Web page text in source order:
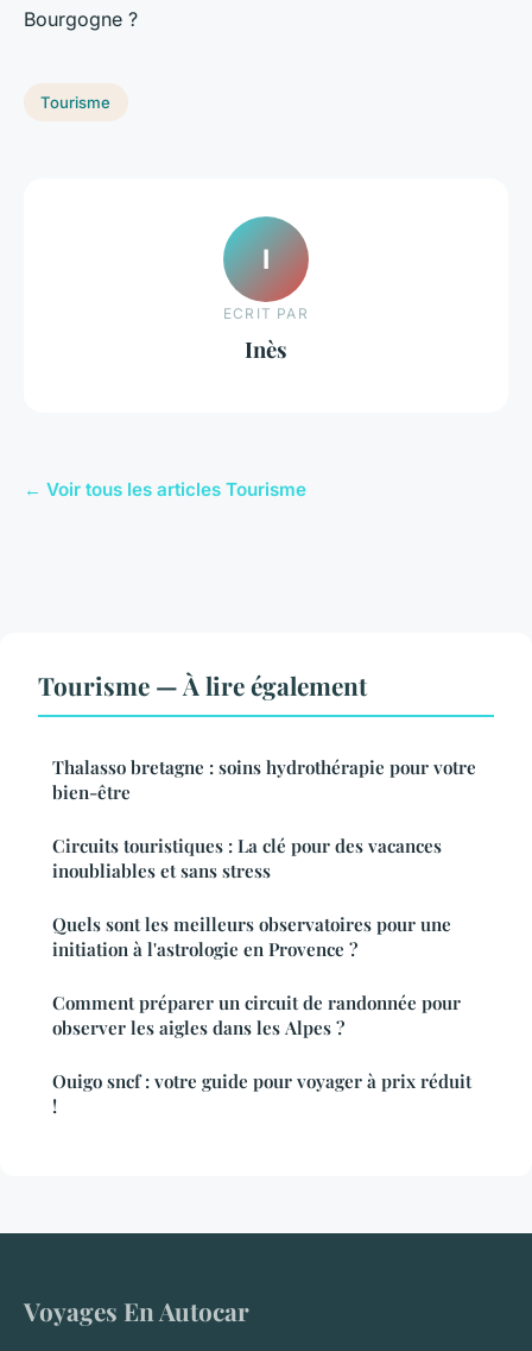
Bourgogne ?
Tourisme
I
ECRIT PAR
Inès
← Voir tous les articles Tourisme
Tourisme — À lire également
Thalasso bretagne : soins hydrothérapie pour votre
bien-être
Circuits touristiques : La clé pour des vacances
inoubliables et sans stress
Quels sont les meilleurs observatoires pour une
initiation à l'astrologie en Provence ?
Comment préparer un circuit de randonnée pour
observer les aigles dans les Alpes ?
Ouigo sncf : votre guide pour voyager à prix réduit
!
Voyages En Autocar